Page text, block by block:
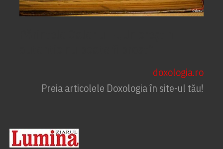
doxologia.ro
Preia articolele Doxologia în site-ul tău!